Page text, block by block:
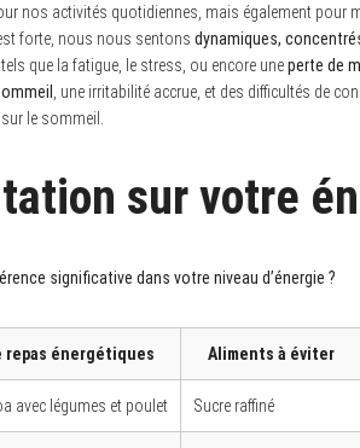
nos activités quotidiennes, mais également pour
forte, nous nous sentons dynamiques,
que la fatigue, le stress, ou encore uneperte de
, une irritabilité accrue, et des difficultés de
le sommeil.
sur votre
significative dans votre niveau d’énergie ?
repas énergétiques Aliments à éviter
avec légumes et poulet Sucre raffiné